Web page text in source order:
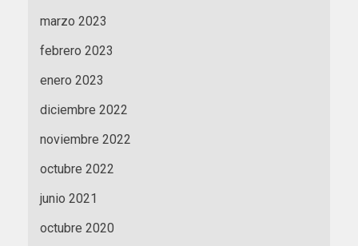
marzo 2023
febrero 2023
enero 2023
diciembre 2022
noviembre 2022
octubre 2022
junio 2021
octubre 2020